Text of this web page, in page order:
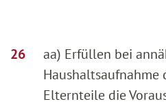
aa) Erfüllen bei
Haushaltsaufnahme
Elternteile die